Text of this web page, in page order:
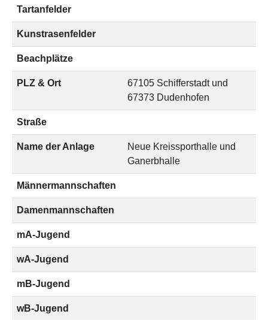
Tartanfelder
Kunstrasenfelder
Beachplätze
PLZ & Ort
67105 Schifferstadt und
67373 Dudenhofen
Straße
Name der Anlage
Neue Kreissporthalle und
Ganerbhalle
Männermannschaften
Damenmannschaften
mA-Jugend
wA-Jugend
mB-Jugend
wB-Jugend